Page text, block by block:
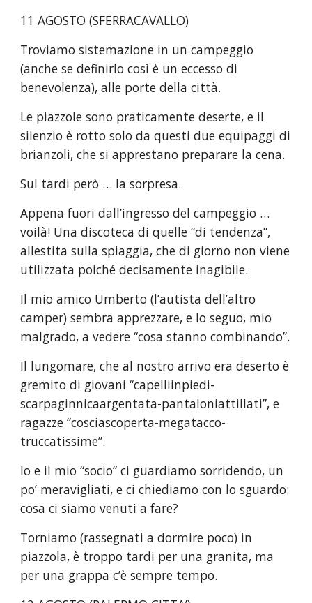
11 AGOSTO (SFERRACAVALLO)
Troviamo sistemazione in un campeggio
(anche se definirlo così è un eccesso di
benevolenza), alle porte della città.
Le piazzole sono praticamente deserte, e il
silenzio è rotto solo da questi due equipaggi di
brianzoli, che si apprestano preparare la cena.
Sul tardi però … la sorpresa.
Appena fuori dall’ingresso del campeggio …
voilà! Una discoteca di quelle “di tendenza”,
allestita sulla spiaggia, che di giorno non viene
utilizzata poiché decisamente inagibile.
Il mio amico Umberto (l’autista dell’altro
camper) sembra apprezzare, e lo seguo, mio
malgrado, a vedere “cosa stanno combinando”.
Il lungomare, che al nostro arrivo era deserto è
gremito di giovani “capelliinpiedi-
scarpaginnicaargentata-pantaloniattillati”, e
ragazze “cosciascoperta-megatacco-
truccatissime”.
Io e il mio “socio” ci guardiamo sorridendo, un
po’ meravigliati, e ci chiediamo con lo sguardo:
cosa ci siamo venuti a fare?
Torniamo (rassegnati a dormire poco) in
piazzola, è troppo tardi per una granita, ma
per una grappa c’è sempre tempo.